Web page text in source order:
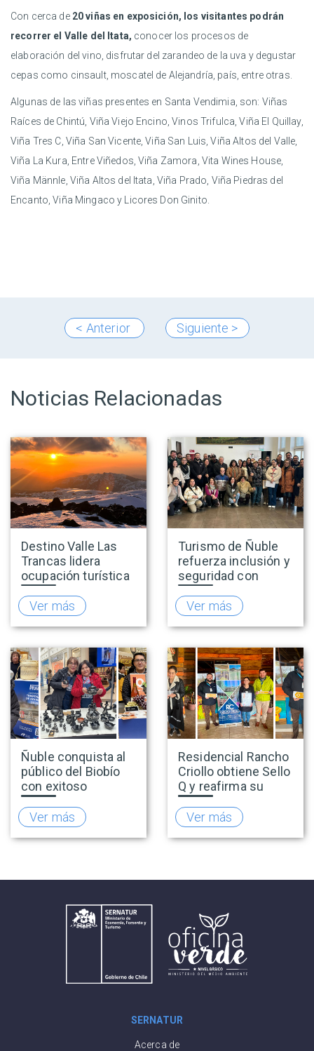
Con cerca de 20 viñas en exposición, los visitantes podrán
recorrer el Valle del Itata, conocer los procesos de
elaboración del vino, disfrutar del zarandeo de la uva y degustar
cepas como cinsault, moscatel de Alejandría, país, entre otras.
Algunas de las viñas presentes en Santa Vendimia, son: Viñas
Raíces de Chintú, Viña Viejo Encino, Vinos Trifulca, Viña El Quillay,
Viña Tres C, Viña San Vicente, Viña San Luis, Viña Altos del Valle,
Viña La Kura, Entre Viñedos, Viña Zamora, Vita Wines House,
Viña Männle, Viña Altos del Itata, Viña Prado, Viña Piedras del
Encanto, Viña Mingaco y Licores Don Ginito.
< Anterior Siguiente >
Noticias Relacionadas
Destino Valle Las
Trancas lidera
ocupación turística
nacional durante
vacaciones de
invierno y proyecta
una positiva
temporada
Ver más
Turismo de Ñuble
refuerza inclusión y
seguridad con
capacitaciones en
accesibilidad y
prevención de la
explotación sexual
infantil en viajes y
turismo
Ver más
Ñuble conquista al
público del Biobío
con exitoso
lanzamiento de la
temporada de
invierno 2026
Ver más
Residencial Rancho
Criollo obtiene Sello
Q y reafirma su
compromiso con la
calidad turística
Ver más
SERNATUR
Acerca de